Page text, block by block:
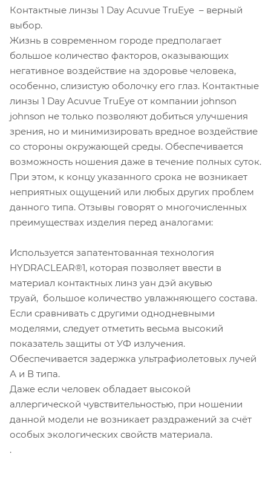
Контактные линзы 1 Day Acuvue TruEye – верный
выбор.
Жизнь в современном городе предполагает
большое количество факторов, оказывающих
негативное воздействие на здоровье человека,
особенно, слизистую оболочку его глаз. Контактные
линзы 1 Day Acuvue TruEye от компании johnson
johnson не только позволяют добиться улучшения
зрения, но и минимизировать вредное воздействие
со стороны окружающей среды. Обеспечивается
возможность ношения даже в течение полных суток.
При этом, к концу указанного срока не возникает
неприятных ощущений или любых других проблем
данного типа. Отзывы говорят о многочисленных
преимуществах изделия перед аналогами:
Используется запатентованная технология
HYDRACLEAR®1, которая позволяет ввести в
материал контактных линз уан дэй акувью
труай, большое количество увлажняющего состава.
Если сравнивать с другими однодневными
моделями, следует отметить весьма высокий
показатель защиты от УФ излучения.
Обеспечивается задержка ультрафиолетовых лучей
А и В типа.
Даже если человек обладает высокой
аллергической чувствительностью, при ношении
данной модели не возникает раздражений за счёт
особых экологических свойств материала.
.